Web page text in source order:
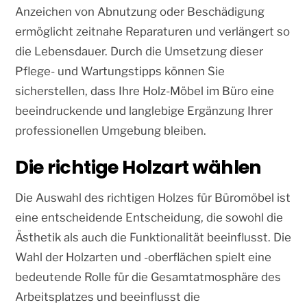
Anzeichen von Abnutzung oder Beschädigung
ermöglicht zeitnahe Reparaturen und verlängert so
die Lebensdauer. Durch die Umsetzung dieser
Pflege- und Wartungstipps können Sie
sicherstellen, dass Ihre Holz-Möbel im Büro eine
beeindruckende und langlebige Ergänzung Ihrer
professionellen Umgebung bleiben.
Die richtige Holzart wählen
Die Auswahl des richtigen Holzes für Büromöbel ist
eine entscheidende Entscheidung, die sowohl die
Ästhetik als auch die Funktionalität beeinflusst. Die
Wahl der Holzarten und -oberflächen spielt eine
bedeutende Rolle für die Gesamtatmosphäre des
Arbeitsplatzes und beeinflusst die